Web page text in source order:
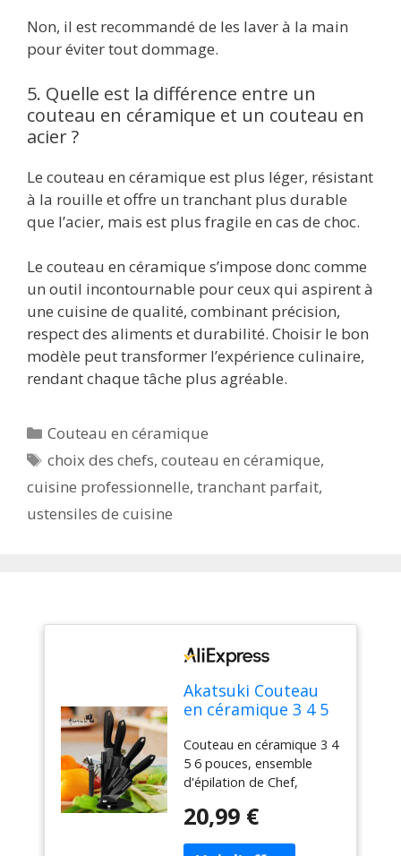
Non, il est recommandé de les laver à la main
pour éviter tout dommage.
5. Quelle est la différence entre un
couteau en céramique et un couteau en
acier ?
Le couteau en céramique est plus léger, résistant
à la rouille et offre un tranchant plus durable
que l’acier, mais est plus fragile en cas de choc.
Le couteau en céramique s’impose donc comme
un outil incontournable pour ceux qui aspirent à
une cuisine de qualité, combinant précision,
respect des aliments et durabilité. Choisir le bon
modèle peut transformer l’expérience culinaire,
rendant chaque tâche plus agréable.
Catégories
Couteau en céramique
Étiquettes
choix des chefs,couteau en céramique,
cuisine professionnelle, tranchant parfait,
ustensiles de cuisine
Akatsuki Couteau
en céramique 3 4 5
d'épilation de Chef,
utilitaire de
tranchage, lame
noire en zircone,
support de bloc de
couteaux, outil de
Couteau en céramique 3 4
5 6 pouces, ensemble
d'épilation de Chef,
lame noire en zircone,
20,99 €